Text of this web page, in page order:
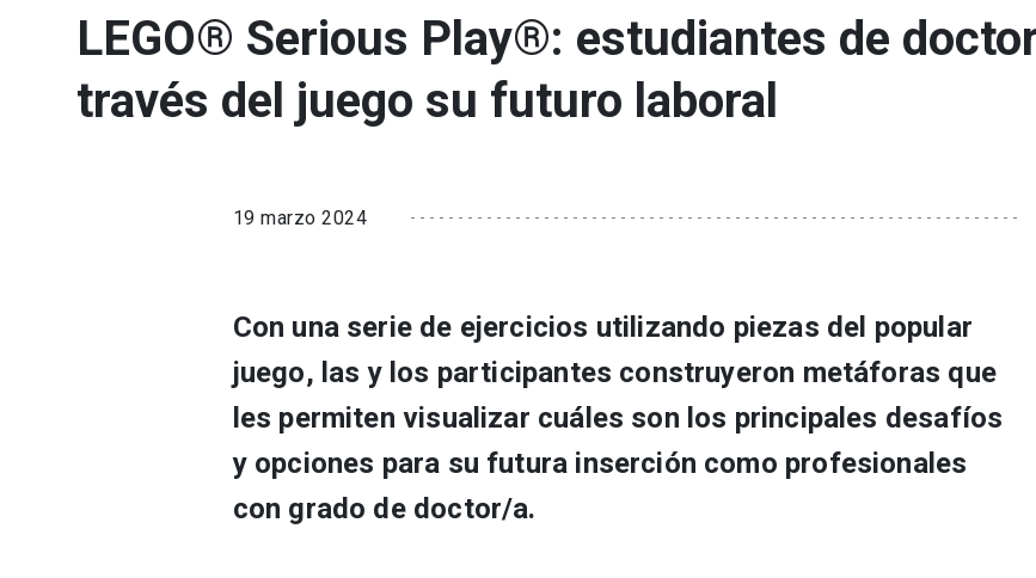
LEGO® Serious Play®: estudiantes de
través del juego su futuro laboral
19 marzo 2024
Con una serie de ejercicios utilizando piezas del popular
juego, las y los participantes construyeron metáforas que
les permiten visualizar cuáles son los principales desafíos
y opciones para su futura inserción como profesionales
con grado de doctor/a.